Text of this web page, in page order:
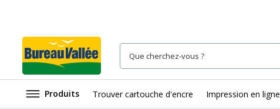
Produits Trouver cartouche d'encre Impression en ligne